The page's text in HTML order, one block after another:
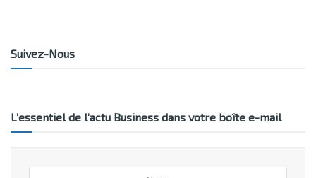
Suivez-Nous
L’essentiel de l’actu Business dans votre boîte e-mail